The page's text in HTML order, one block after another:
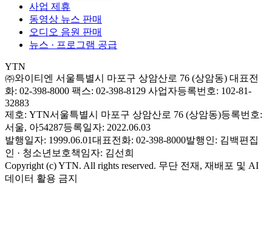
사업 제휴
동영상 뉴스 판매
오디오 음원 판매
뉴스 · 프로그램 공급
YTN
㈜와이티엔 서울특별시 마포구 상암산로 76 (상암동) 대표전
화: 02-398-8000 팩스: 02-398-8129 사업자등록번호: 102-81-
32883
제호: YTN서울특별시 마포구 상암산로 76 (상암동)등록번호:
서울, 아54287등록일자: 2022.06.03
발행일자: 1999.06.01대표전화: 02-398-8000발행인: 김백편집
인 · 청소년보호책임자: 김선희
Copyright (c) YTN. All rights reserved. 무단 전재, 재배포 및 AI
데이터 활용 금지